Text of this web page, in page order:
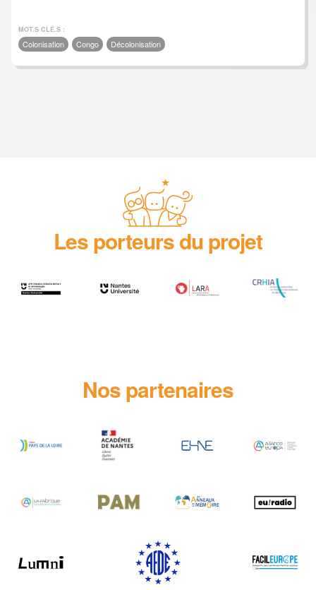
MOT.S CLÉ.S :
Colonisation Congo Décolonisation
Les porteurs du projet
Nos partenaires